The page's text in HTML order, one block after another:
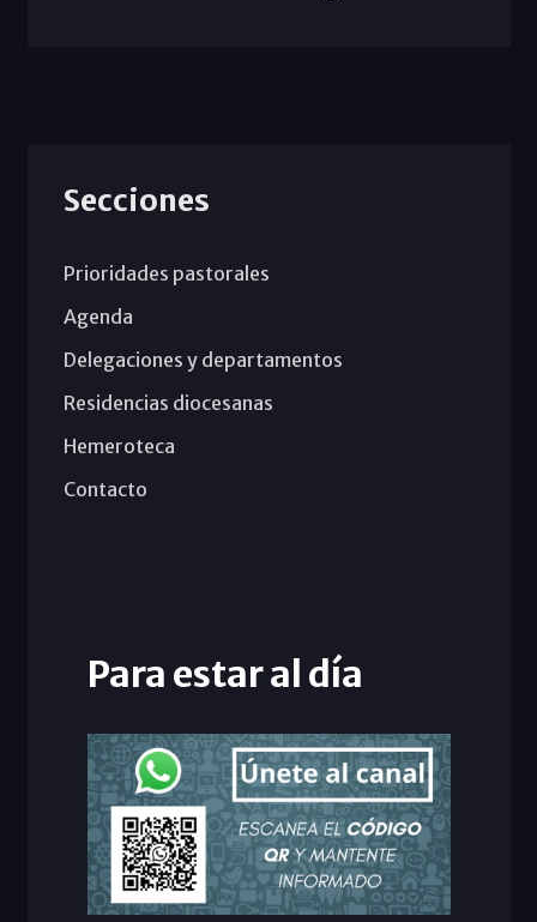
Secciones
Prioridades pastorales
Agenda
Delegaciones y departamentos
Residencias diocesanas
Hemeroteca
Contacto
Para estar al día